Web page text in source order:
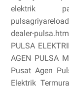
elektrik
dealer-
PULSA
AGEN PULSA
Pusat Agen
Elektrik